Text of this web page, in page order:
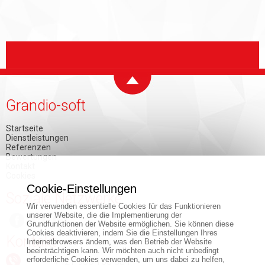
Grandio-soft
Startseite
Dienstleistungen
Referenzen
Bewertungen
Soziale Netzwerke
Kontakt
+421 903 150 884
Cookie-Einstellungen
Wir verwenden essentielle Cookies für das Funktionieren
unserer Website, die die Implementierung der
Grundfunktionen der Website ermöglichen. Sie können diese
Cookies deaktivieren, indem Sie die Einstellungen Ihres
Internetbrowsers ändern, was den Betrieb der Website
beeinträchtigen kann. Wir möchten auch nicht unbedingt
erforderliche Cookies verwenden, um uns dabei zu helfen,